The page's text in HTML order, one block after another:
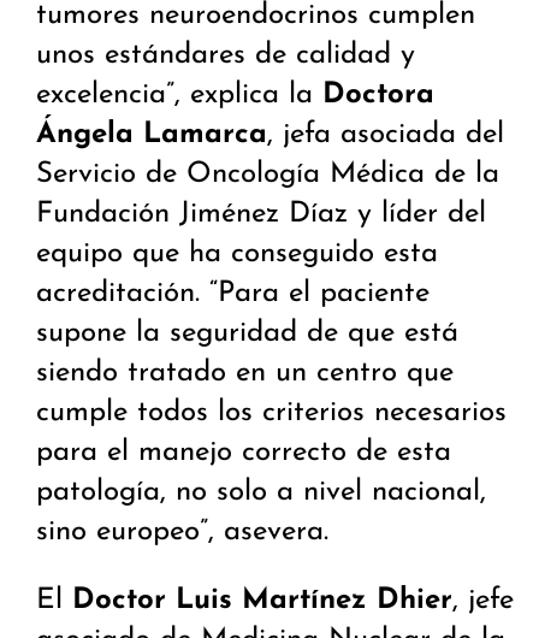
tumores neuroendocrinos cumplen
unos estándares de calidad y
excelencia”, explica la Doctora
Ángela Lamarca, jefa asociada del
Servicio de Oncología Médica de la
Fundación Jiménez Díaz y líder del
equipo que ha conseguido esta
acreditación. “Para el paciente
supone la seguridad de que está
siendo tratado en un centro que
cumple todos los criterios necesarios
para el manejo correcto de esta
patología, no solo a nivel nacional,
sino europeo”, asevera.
El Doctor Luis Martínez Dhier, jefe